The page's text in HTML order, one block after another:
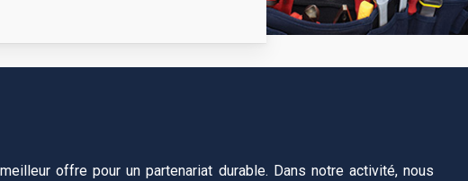
offre pour un partenariat durable. Dans notre activité, nous